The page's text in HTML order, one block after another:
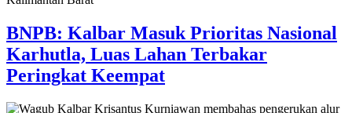
BNPB: Kalbar Masuk Prioritas Nasional
Karhutla, Luas Lahan Terbakar
Peringkat Keempat